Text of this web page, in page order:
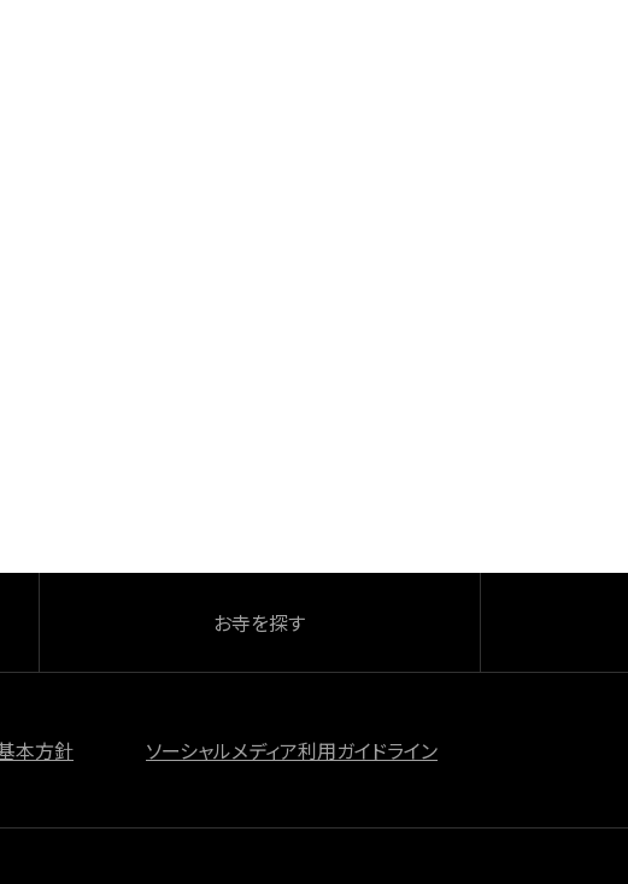
お寺を探す
本方針 ソーシャルメディア利用ガイドライン